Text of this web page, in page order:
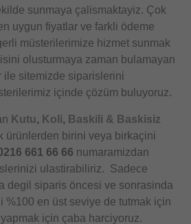
sunmaya çalismaktayiz. Çok
uygun fiyatlar ve farkli ödeme
müsterilerimize hizmet sunmak
olusturmaya zaman bulamayan
ile sitemizde siparislerini
içinde çözüm buluyoruz.
Kutu, Koli, Baskili & Baskisiz
ürünlerden birini veya birkaçini
661 66 66 numaramizdan
ulastirabiliriz. Sadece
degil siparis öncesi ve sonrasinda
%100 en üst seviye de tutmak için
için çaba harciyoruz.